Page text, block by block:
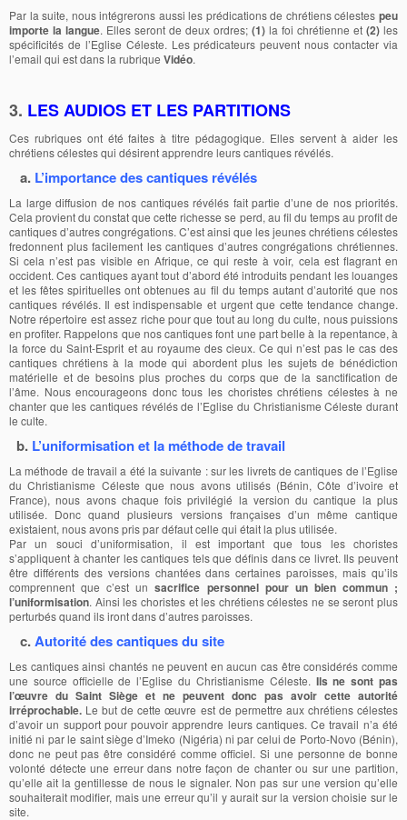
Par la suite, nous intégrerons aussi les prédications de chrétiens célestes peu
importe la langue. Elles seront de deux ordres; (1) la foi chrétienne et (2) les
spécificités de l’Eglise Céleste. Les prédicateurs peuvent nous contacter via
l’email qui est dans la rubrique Vidéo.
3. LES AUDIOS ET LES PARTITIONS
Ces rubriques ont été faites à titre pédagogique. Elles servent à aider les
chrétiens célestes qui désirent apprendre leurs cantiques révélés.
a. L’importance des cantiques révélés
La large diffusion de nos cantiques révélés fait partie d’une de nos priorités.
Cela provient du constat que cette richesse se perd, au fil du temps au profit de
cantiques d’autres congrégations. C’est ainsi que les jeunes chrétiens célestes
fredonnent plus facilement les cantiques d’autres congrégations chrétiennes.
Si cela n’est pas visible en Afrique, ce qui reste à voir, cela est flagrant en
occident. Ces cantiques ayant tout d’abord été introduits pendant les louanges
et les fêtes spirituelles ont obtenues au fil du temps autant d’autorité que nos
cantiques révélés. Il est indispensable et urgent que cette tendance change.
Notre répertoire est assez riche pour que tout au long du culte, nous puissions
en profiter. Rappelons que nos cantiques font une part belle à la repentance, à
la force du Saint-Esprit et au royaume des cieux. Ce qui n’est pas le cas des
cantiques chrétiens à la mode qui abordent plus les sujets de bénédiction
matérielle et de besoins plus proches du corps que de la sanctification de
l’âme. Nous encourageons donc tous les choristes chrétiens célestes à ne
chanter que les cantiques révélés de l’Eglise du Christianisme Céleste durant
le culte.
b. L’uniformisation et la méthode de travail
La méthode de travail a été la suivante : sur les livrets de cantiques de l’Eglise
du Christianisme Céleste que nous avons utilisés (Bénin, Côte d’ivoire et
France), nous avons chaque fois privilégié la version du cantique la plus
utilisée. Donc quand plusieurs versions françaises d’un même cantique
existaient, nous avons pris par défaut celle qui était la plus utilisée.
Par un souci d’uniformisation, il est important que tous les choristes
s’appliquent à chanter les cantiques tels que définis dans ce livret. Ils peuvent
être différents des versions chantées dans certaines paroisses, mais qu’ils
comprennent que c’est unsacrifice personnel pour un bien commun ;
l’uniformisation. Ainsi les choristes et les chrétiens célestes ne se seront plus
perturbés quand ils iront dans d’autres paroisses.
c.Autorité des cantiques du site
Les cantiques ainsi chantés ne peuvent en aucun cas être considérés comme
une source officielle de l’Eglise du Christianisme Céleste. Ils ne sont pas
l’œuvre du Saint Siège et ne peuvent donc pas avoir cette autorité
irréprochable. Le but de cette œuvre est de permettre aux chrétiens célestes
d’avoir un support pour pouvoir apprendre leurs cantiques. Ce travail n’a été
initié ni par le saint siège d’Imeko (Nigéria) ni par celui de Porto-Novo (Bénin),
donc ne peut pas être considéré comme officiel. Si une personne de bonne
volonté détecte une erreur dans notre façon de chanter ou sur une partition,
qu’elle ait la gentillesse de nous le signaler. Non pas sur une version qu’elle
souhaiterait modifier, mais une erreur qu’il y aurait sur la version choisie sur le
site.